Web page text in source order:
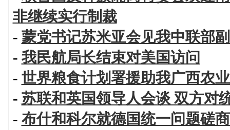
非继续实行制裁
- 蒙党书记苏米亚会见我中联部
- 我民航局长结束对美国访问
- 世界粮食计划署援助我广西农
- 苏联和英国领导人会谈 双方对
- 布什和科尔就德国统一问题磋